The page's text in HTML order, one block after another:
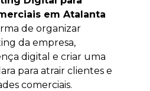
em Atalanta
de organizar
da empresa,
digital e criar uma
para atrair clientes e
comerciais.